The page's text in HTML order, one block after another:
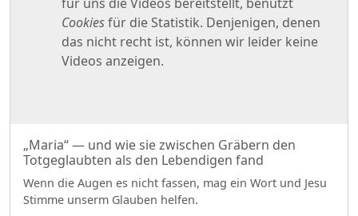
„Maria“ — und wie sie zwischen Gräbern den
Totgeglaubten als den Lebendigen fand
Wenn die Augen es nicht fassen, mag ein Wort und Jesu
Stimme unserm Glauben helfen.